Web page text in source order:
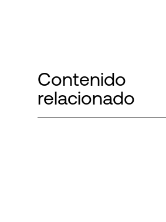
Contenido
relacionado